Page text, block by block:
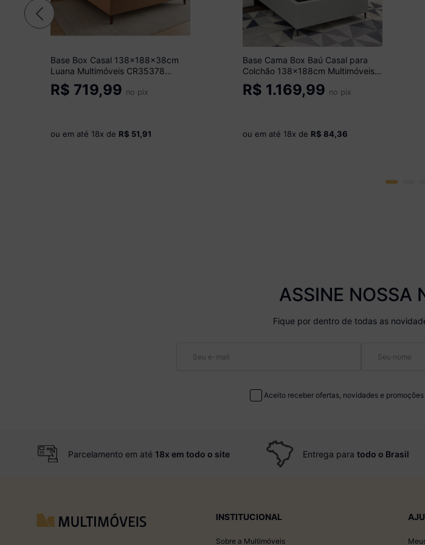
Base Box Casal 138x188x38cm
Luana Multimóveis CR35378
Castor
R$ 719,99 no pix
ou em até 18x de R$ 51,91
Base Cama Box Baú Casal para
Colchão 138x188cm Multimóveis
CR35239 Cinza
R$ 1.169,99 no pix
ou em até 18x de R$ 84,36
ASSINE NOSSA
Fique por dentro de todas as
Aceito receber ofertas, novidades e
Parcelamento em até 18x em todo o site Entrega paratodo o Brasil
INSTITUCIONAL
Sobre a Multimóveis